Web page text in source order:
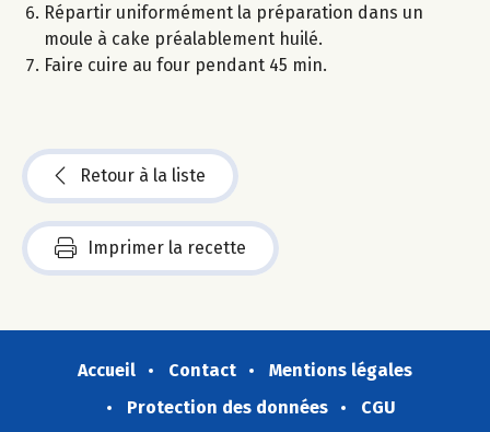
Répartir uniformément la préparation dans un
moule à cake préalablement huilé.
Faire cuire au four pendant 45 min.
Retour à la liste
Imprimer la recette
Accueil Contact
Mentions légales
Protection des données
CGU